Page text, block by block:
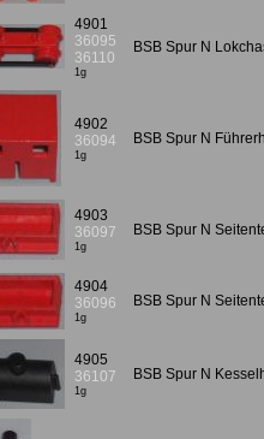
4901
36095
36110
1g
BSB Spur N
4902
36094
1g
BSB Spur N
4903
36097
1g
BSB Spur N
4904
36096
1g
BSB Spur N
4905
36107
1g
BSB Spur N